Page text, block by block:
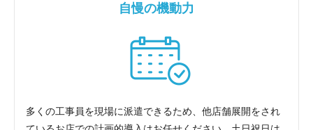
自慢の機動力
多くの工事員を現場に派遣できるため、他店舗展開をされ